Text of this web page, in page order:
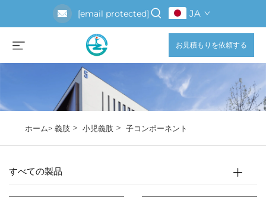
[email protected] JA
お見積もりを依頼する
ホーム> 義肢 > 小児義肢 > 子コンポーネント
すべての製品